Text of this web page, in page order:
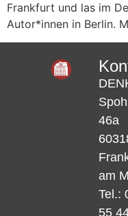
Frankfurt und las im
Autor*innen in Berlin.
46a
am
Tel.:
55